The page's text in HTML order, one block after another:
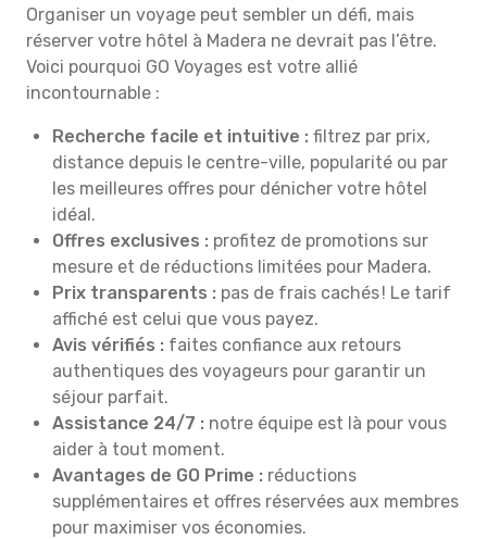
Organiser un voyage peut sembler un défi, mais
réserver votre hôtel à Madera ne devrait pas l’être.
Voici pourquoi GO Voyages est votre allié
incontournable :
Recherche facile et intuitive : filtrez par prix,
distance depuis le centre-ville, popularité ou par
les meilleures offres pour dénicher votre hôtel
idéal.
Offres exclusives : profitez de promotions sur
mesure et de réductions limitées pour Madera.
Prix transparents : pas de frais cachés ! Le tarif
affiché est celui que vous payez.
Avis vérifiés : faites confiance aux retours
authentiques des voyageurs pour garantir un
séjour parfait.
Assistance 24/7 : notre équipe est là pour vous
aider à tout moment.
Avantages de GO Prime : réductions
supplémentaires et offres réservées aux membres
pour maximiser vos économies.